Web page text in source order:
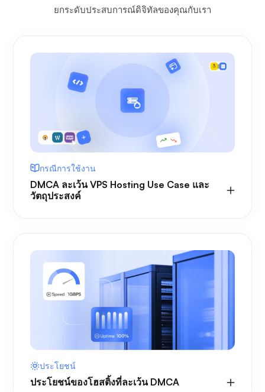
ยกระดับประสบการณ์ดิจิทัลของคุณกับเรา
กรณีการใช้งาน
DMCA ละเว้น VPS Hosting Use Case และ
วัตถุประสงค์
ประโยชน์
ประโยชน์ของโฮสติ้งที่ละเว้น DMCA